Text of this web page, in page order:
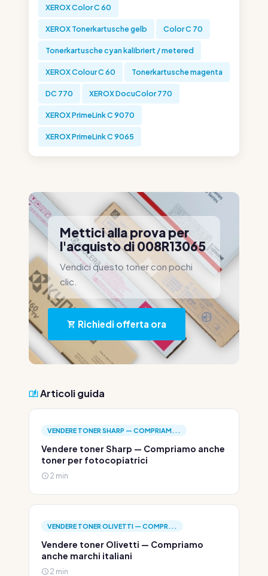
XEROX Color C 60
XEROX Tonerkartusche gelb Color C 70
Tonerkartusche cyan kalibriert / metered
XEROX Colour C 60 Tonerkartusche magenta
DC 770 XEROX DocuColor 770
XEROX PrimeLink C 9070
XEROX PrimeLink C 9065
Mettici alla prova per
l'acquisto di 008R13065
Vendici questo toner con pochi
clic.
Richiedi offerta ora
Articoli guida
VENDERE TONER SHARP — COMPRIAM...
Vendere toner Sharp — Compriamo anche
toner per fotocopiatrici
2 min
VENDERE TONER OLIVETTI — COMPR...
Vendere toner Olivetti — Compriamo
anche marchi italiani
2 min